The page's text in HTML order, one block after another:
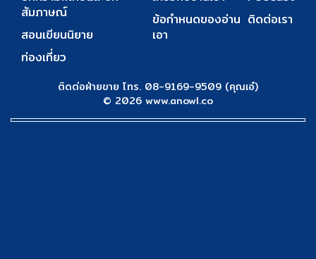
สัมภาษณ์
สอนเขียนนิยาย
ท่องเที่ยว
ข้อกำหนดของอ่าน
เอา
ติดต่อเรา
ติดต่อฝ่ายขาย โทร. 08-9169-9509 (คุณเอ๋)
© 2026 www.anowl.co